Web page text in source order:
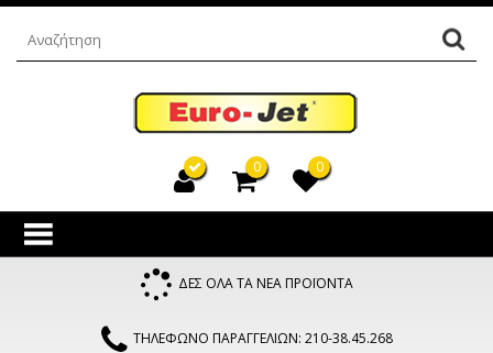
0 0
ΔΕΣ ΟΛΑ ΤΑ ΝΕΑ ΠΡΟΪΟΝΤΑ
ΤΗΛΕΦΩΝΟ ΠΑΡΑΓΓΕΛΙΩΝ: 210-38.45.268